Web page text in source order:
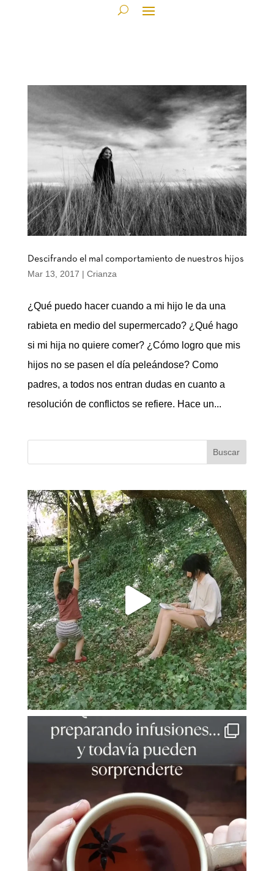
Descifrando el mal comportamiento de nuestros hijos
Mar 13, 2017 | Crianza
¿Qué puedo hacer cuando a mi hijo le da una
rabieta en medio del supermercado? ¿Qué hago
si mi hija no quiere comer? ¿Cómo logro que mis
hijos no se pasen el día peleándose? Como
padres, a todos nos entran dudas en cuanto a
resolución de conflictos se refiere. Hace un...
Buscar